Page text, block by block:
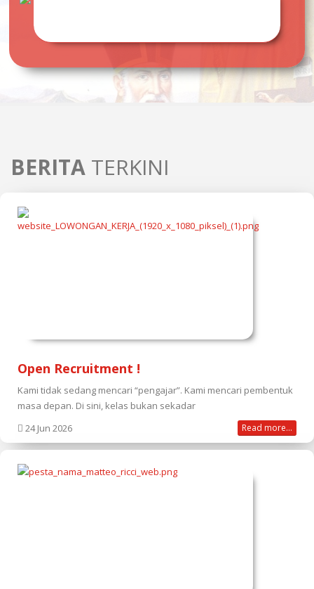
BERITA TERKINI
Open Recruitment !
Kami tidak sedang mencari “pengajar”. Kami mencari pembentuk
masa depan. Di sini, kelas bukan sekadar
24 Jun 2026
Read more...